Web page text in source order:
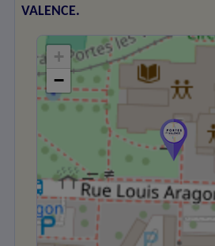
VALENCE.
+
−